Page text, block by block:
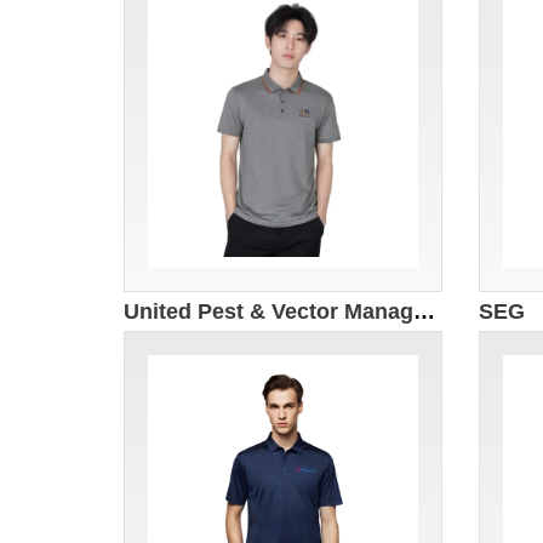
United Pest & Vector Management Pte Ltd SEG